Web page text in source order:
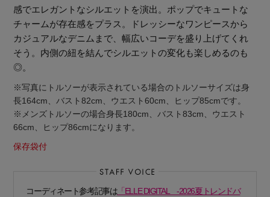
感でエレガントなシルエットを演出。ポップでキュートな
チャームが存在感をプラス。ドレッシーなワンピースから
カジュアルなデニムまで、幅広いコーデを盛り上げてくれ
そう。内側の紐を結んでシルエットの変化も楽しめるのも
◎。
※写真にトルソーが表示されている場合のトルソーサイズは身
長164cm、バスト82cm、ウエスト60cm、ヒップ85cmです。
※メンズトルソーの場合身長180cm、バスト83cm、ウエスト
66cm、ヒップ86cmになります。
保存袋付
コーディネート参考記事は「ELLE DIGITAL -2026夏トレンドバ